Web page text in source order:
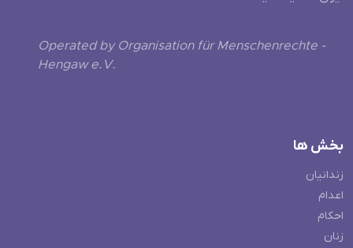
Operated by Organisation für Menschenrechte -
Hengaw e.V.
بخش ها
زندانیان
اعدام
احکام
زنان